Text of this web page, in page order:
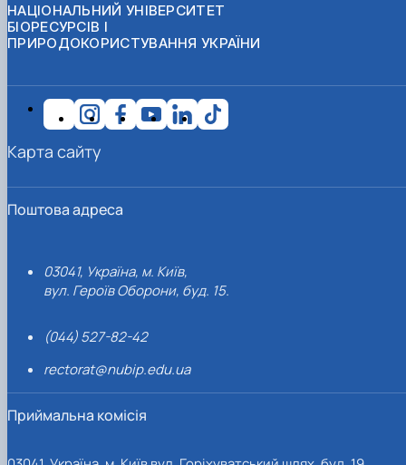
НАЦІОНАЛЬНИЙ УНІВЕРСИТЕТ
БІОРЕСУРСІВ І
ПРИРОДОКОРИСТУВАННЯ УКРАЇНИ
Поштова адреса
03041, Україна, м. Київ,
вул. Героїв Оборони, буд. 15.
(044) 527-82-42
rectorat@nubip.edu.ua
Приймальна комісія
Карта сайту